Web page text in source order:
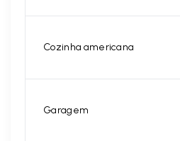
Cozinha americana
Garagem